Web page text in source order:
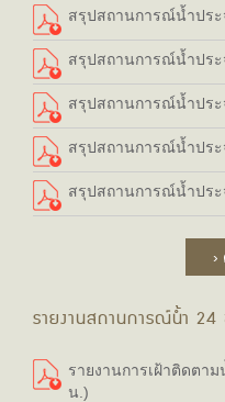
สรุปสถานการณ์น้ำปร
สรุปสถานการณ์น้ำปร
สรุปสถานการณ์น้ำปร
สรุปสถานการณ์น้ำปร
สรุปสถานการณ์น้ำปร
›
รายงานสถานการณ์น้ำ 24
รายงานการเฝ้าติดตา
น.)